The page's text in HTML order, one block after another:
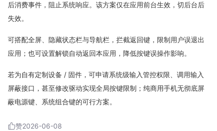
后消费事件，阻止系统响应。该方案仅在应用前台生效，切后台后
失效。
可搭配全屏、隐藏状态栏与导航栏，拦截返回键，限制用户误退出
应用；也可设置解锁自动返回本应用，降低按键误操作影响。
若为自有定制设备 / 固件，可申请系统级输入管控权限、调用输入
屏蔽接口，甚至修改驱动实现全局按键限制；纯商用手机无彻底屏
蔽电源键、系统组合键的可行方案。
赞2026-06-08